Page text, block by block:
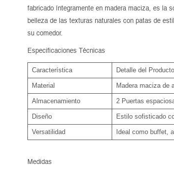
fabricado íntegramente en madera maciza, es la
belleza de las texturas naturales con patas de
su comedor.
Especificaciones Técnicas
Característica Detalle del Producto
Material Madera maciza de
Almacenamiento 2 Puertas
Diseño Estilo sofisticado
Versatilidad Ideal como buffet,
Medidas